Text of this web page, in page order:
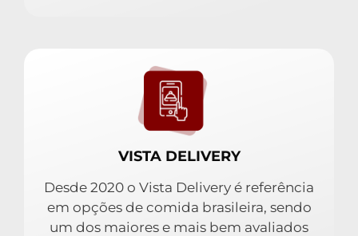
VISTA DELIVERY
Desde 2020 o Vista Delivery é referência
em opções de comida brasileira, sendo
um dos maiores e mais bem avaliados